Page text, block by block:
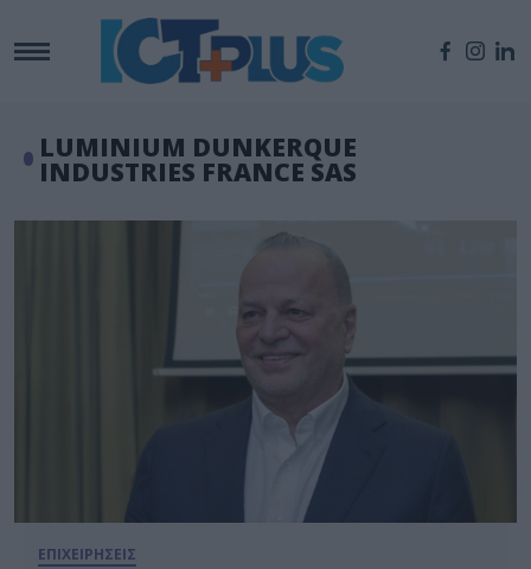
LUMINIUM DUNKERQUE
INDUSTRIES FRANCE SAS
ΕΠΙΧΕΙΡΗΣΕΙΣ